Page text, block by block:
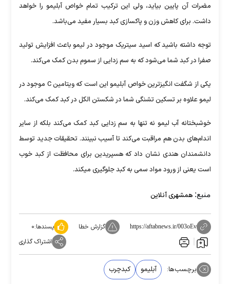
مضرات آن پایین بیاید، ولی این ترکیب تمام خواص آبلیمو را خواهد
داشت. برای کاهش وزن و پاکسازی کبد بسیار مفید می‌باشد.
توجه داشته باشید که اسید سیتریک موجود در لیمو باعث افزایش تولید
صفرا در کبد شما می‌شود که به سم زدایی از سموم بدن کمک می‌کند.
یکی از شگفت انگیز‌ترین خواص آبلیمو این است که ویتامین C موجود در
لیمو علاوه بر تسکین تشنگی شما در شکستن الکل در کبد کمک می‌کند.
خوشبختانه آب لیمو نه تنها به سم زدایی کبد کمک می‌کند بلکه از سایر
اندام‌های بدن هم مراقبت می‌کند تا آسیب نبینند. تحقیقات جدید توسط
دانشمندان هندی نشان داد که هسپریدین برای محافظت از کبد خوب
است یعنی از ورود مواد سمی به کبد جلوگیری میکند.
منبع: همشهری آنلاین
https://aftabnews.ir/003oEv گزارش خطا پسندها:۰
اشتراک گذاری
برچسب‌ها: آبلیمو کبدچرب